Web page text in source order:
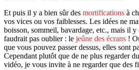
Et puis il y a bien sûr des mortifications à
vos vices ou vos faiblesses. Les idées ne
boisson, sommeil, bavardage, etc., mais il y
faudrait pas oublier : le jeûne des écrans !
que vous pouvez passer dessus, elles sont
Cependant plutôt que de ne plus regarder
vidéo, je vous invite à ne regarder que des